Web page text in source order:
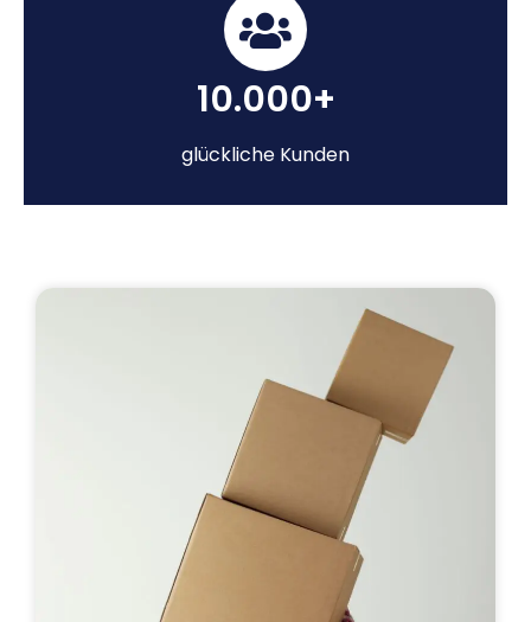
10.000+
glückliche Kunden